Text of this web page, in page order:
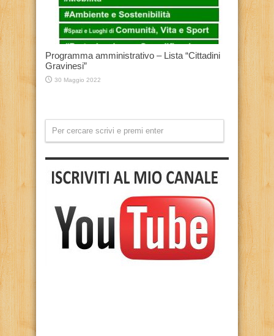
Programma amministrativo – Lista “Cittadini
Gravinesi”
30 Maggio 2022